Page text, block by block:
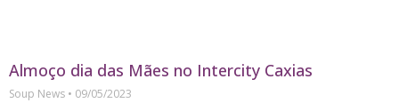
Almoço dia das Mães no Intercity Caxias
Soup News
09/05/2023